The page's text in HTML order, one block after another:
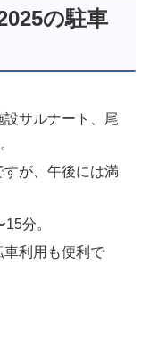
の駐車
サルナート、尾
すが、午後には満
分。
利用も便利で